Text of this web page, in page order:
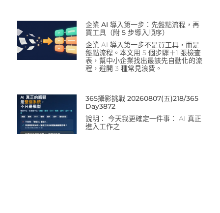
企業 AI 導入第一步：先盤點流程，再
買工具（附 5 步導入順序）
企業 AI 導入第一步不是買工具，而是
盤點流程。本文用 5 個步驟＋1 張檢查
表，幫中小企業找出最該先自動化的流
程，避開 3 種常見浪費。
365攝影挑戰 20260807(五)218/365
Day3872
說明： 今天我更確定一件事： AI 真正
進入工作之